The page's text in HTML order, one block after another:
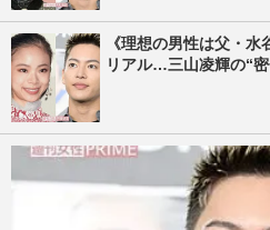
《理想の男性は父・
リアル…三山凌輝の“